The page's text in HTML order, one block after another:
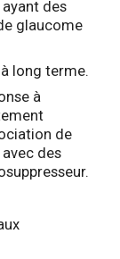
des
glaucome
long terme.
à
de
des